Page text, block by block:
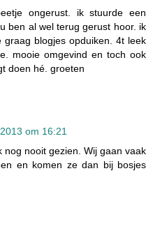
ongerust. ik stuurde een
ben al wel terug gerust hoor. ik
blogjes opduiken. 4t leek
mooie omgevind en toch ook
doen hé. groeten
om 16:21
nooit gezien. Wij gaan vaak
en komen ze dan bij bosjes